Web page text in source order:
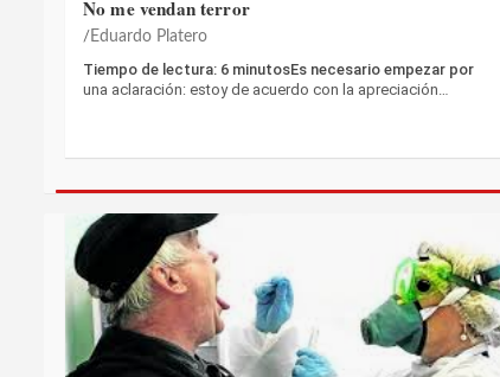
No me vendan terror
Eduardo Platero
Tiempo de lectura: 6 minutosEs necesario empezar por
una aclaración: estoy de acuerdo con la apreciación…